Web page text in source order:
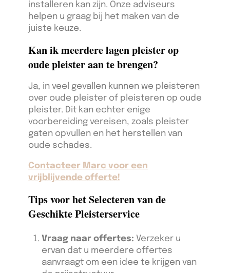
installeren kan zijn. Onze adviseurs
helpen u graag bij het maken van de
juiste keuze.
Kan ik meerdere lagen pleister op
oude pleister aan te brengen?
Ja, in veel gevallen kunnen we pleisteren
over oude pleister of pleisteren op oude
pleister. Dit kan echter enige
voorbereiding vereisen, zoals pleister
gaten opvullen en het herstellen van
oude schades.
Contacteer Marc voor een
vrijblijvende offerte!
Tips voor het Selecteren van de
Geschikte Pleisterservice
Vraag naar offertes: Verzeker u
ervan dat u meerdere offertes
aanvraagt om een idee te krijgen van